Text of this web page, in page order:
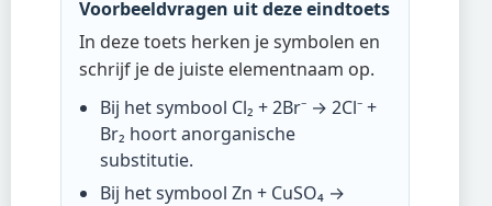
Voorbeeldvragen uit deze eindtoets
In deze toets herken je symbolen en
schrijf je de juiste elementnaam op.
Bij het symbool Cl₂ + 2Br⁻ → 2Cl⁻ +
Br₂ hoortanorganische
substitutie.
Bij het symboolZn + CuSO₄ →